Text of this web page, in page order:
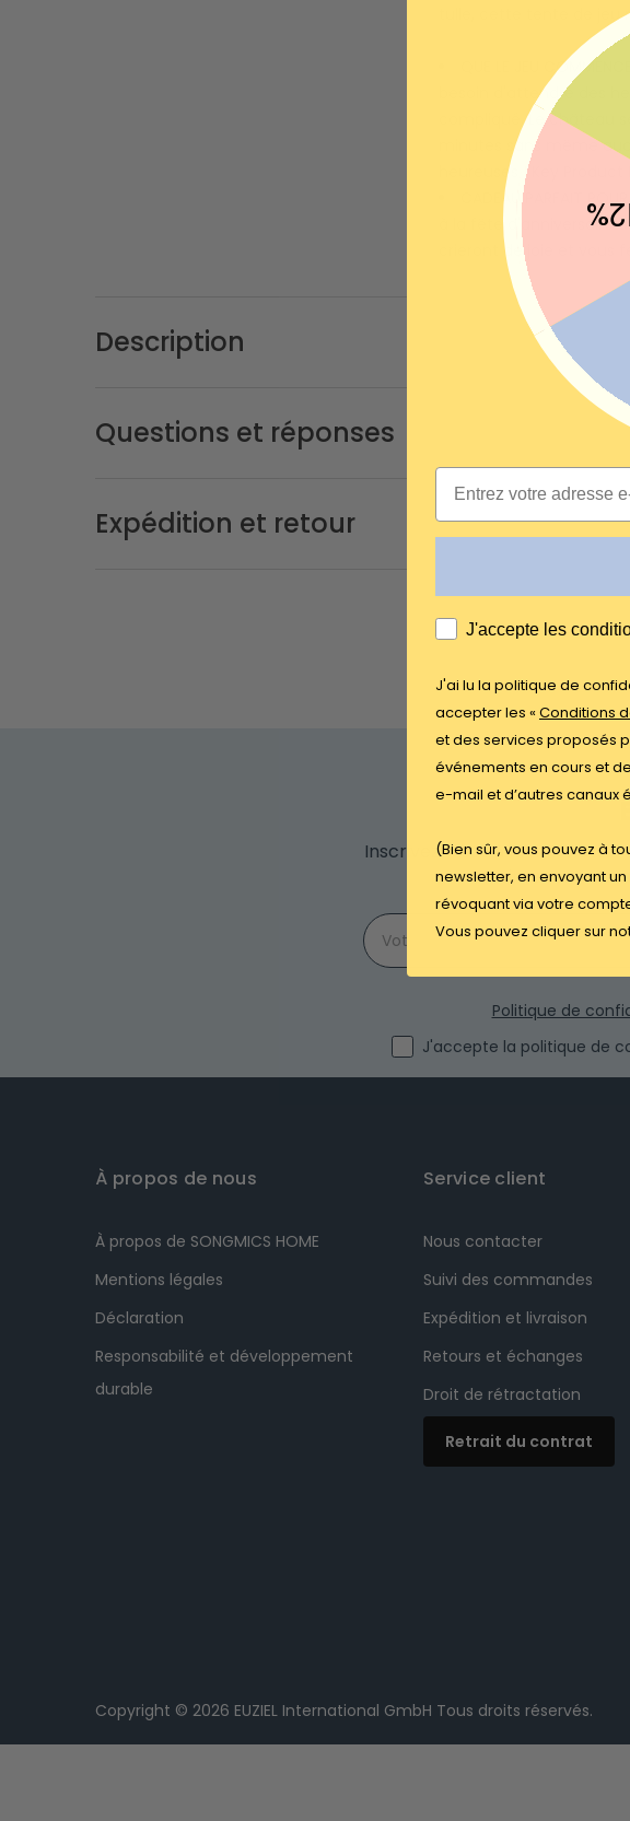
tulle, cette tente de jeu
QUE LE JEU
besoin d'attendre des
compliqué. Le château
minutes sans même
heureuses ! Key Product
CADEAU PARFAIT
à la fête d'anniversaire
crieront de joie et vous
Description
Questions et réponses
Expédition et retour
Inscrivez-vous à la newsletter
maintenant.
Email
Politique de
I agree with the privacy
J'accepte la politique de
À propos de nous
À propos de SONGMICS HOME
Mentions légales
Déclaration
Responsabilité et développement
durable
Service client
Nous contacter
Suivi des commandes
Expédition et livraison
Retours et échanges
Droit de rétractation
Retrait du contrat
Copyright © 2026 EUZIEL International GmbH Tous droits réservés.
-
Email
AGREEJ'accepte les
J'ai lu la politique de
accepter les « Conditions
et des services proposés
événements en cours et
e-mail et d’autres canaux
(Bien sûr, vous pouvez à
newsletter, en envoyant
révoquant via votre
Vous pouvez cliquer sur